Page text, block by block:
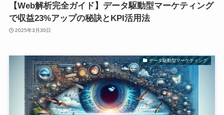
【Web解析完全ガイド】データ駆動型マーケティング
で収益23%アップの秘訣とKPI活用法
2025年3月30日
データ駆動型マーケティング